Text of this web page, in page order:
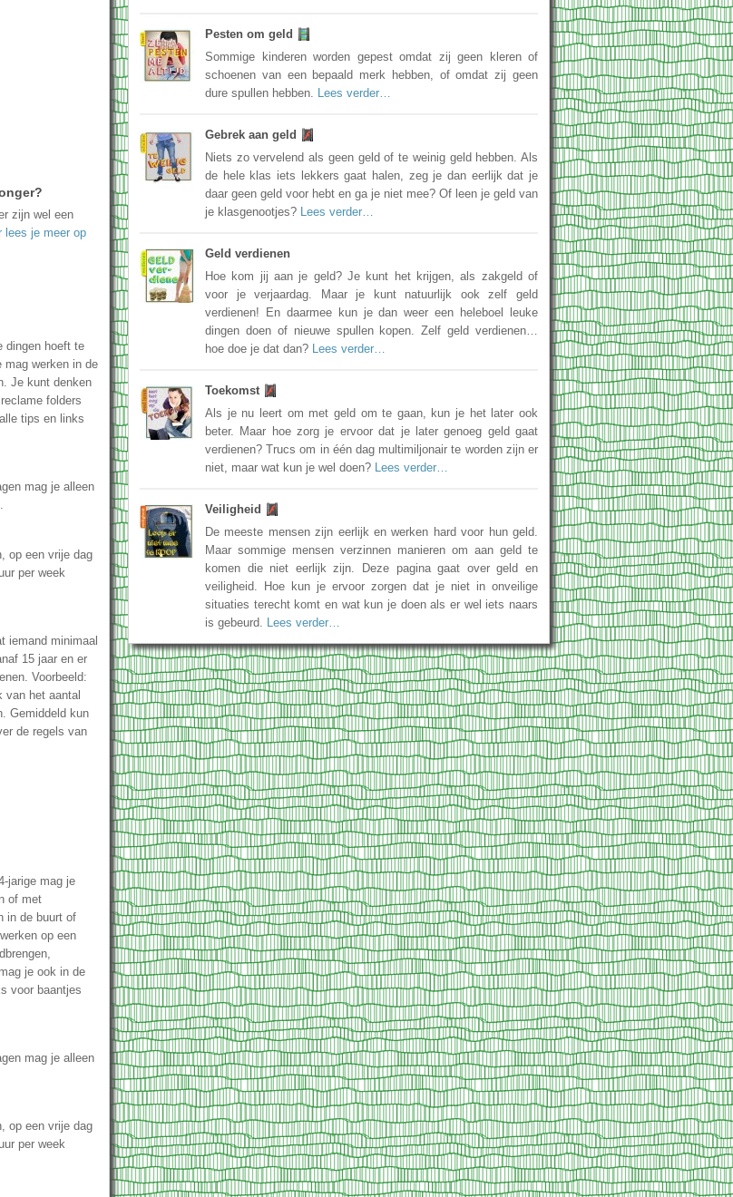
zijn wel een
lees je meer op
dingen hoeft te
mag werken in de
Je kunt denken
folders
tips en links
mag je alleen
op een vrije dag
per week
iemand minimaal
15 jaar en er
Voorbeeld:
van het aantal
Gemiddeld kun
de regels van
jarige mag je
of met
in de buurt of
op een
je ook in de
voor baantjes
mag je alleen
op een vrije dag
per week
Pesten om geld
Sommige kinderen worden gepest omdat zij geen kleren of
schoenen van een bepaald merk hebben, of omdat zij geen
dure spullen hebben. Lees verder…
Gebrek aan geld
Niets zo vervelend als geen geld of te weinig geld hebben. Als
de hele klas iets lekkers gaat halen, zeg je dan eerlijk dat je
daar geen geld voor hebt en ga je niet mee? Of leen je geld van
je klasgenootjes? Lees verder…
Geld verdienen
Hoe kom jij aan je geld? Je kunt het krijgen, als zakgeld of
voor je verjaardag. Maar je kunt natuurlijk ook zelf geld
verdienen! En daarmee kun je dan weer een heleboel leuke
dingen doen of nieuwe spullen kopen. Zelf geld verdienen…
hoe doe je dat dan? Lees verder…
Toekomst
Als je nu leert om met geld om te gaan, kun je het later ook
beter. Maar hoe zorg je ervoor dat je later genoeg geld gaat
verdienen? Trucs om in één dag multimiljonair te worden zijn er
niet, maar wat kun je wel doen? Lees verder…
Veiligheid
De meeste mensen zijn eerlijk en werken hard voor hun geld.
Maar sommige mensen verzinnen manieren om aan geld te
komen die niet eerlijk zijn. Deze pagina gaat over geld en
veiligheid. Hoe kun je ervoor zorgen dat je niet in onveilige
situaties terecht komt en wat kun je doen als er wel iets naars
is gebeurd. Lees verder…